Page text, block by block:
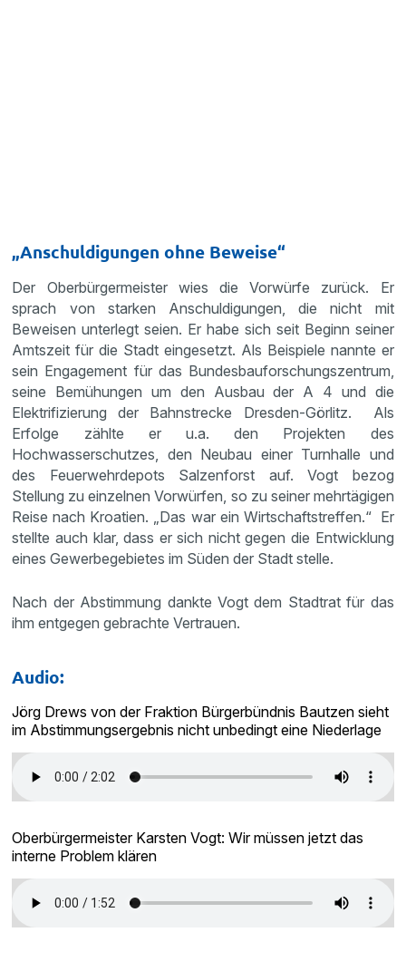
„Anschuldigungen ohne Beweise“
Der Oberbürgermeister wies die Vorwürfe zurück. Er
sprach von starken Anschuldigungen, die nicht mit
Beweisen unterlegt seien. Er habe sich seit Beginn seiner
Amtszeit für die Stadt eingesetzt. Als Beispiele nannte er
sein Engagement für das Bundesbauforschungszentrum,
seine Bemühungen um den Ausbau der A 4 und die
Elektrifizierung der Bahnstrecke Dresden-Görlitz. Als
Erfolge zählte er u.a. den Projekten des
Hochwasserschutzes, den Neubau einer Turnhalle und
des Feuerwehrdepots Salzenforst auf. Vogt bezog
Stellung zu einzelnen Vorwürfen, so zu seiner mehrtägigen
Reise nach Kroatien. „Das war ein Wirtschaftstreffen.“ Er
stellte auch klar, dass er sich nicht gegen die Entwicklung
eines Gewerbegebietes im Süden der Stadt stelle.
Nach der Abstimmung dankte Vogt dem Stadtrat für das
ihm entgegen gebrachte Vertrauen.
Audio:
Jörg Drews von der Fraktion Bürgerbündnis Bautzen sieht
im Abstimmungsergebnis nicht unbedingt eine Niederlage
Oberbürgermeister Karsten Vogt: Wir müssen jetzt das
interne Problem klären